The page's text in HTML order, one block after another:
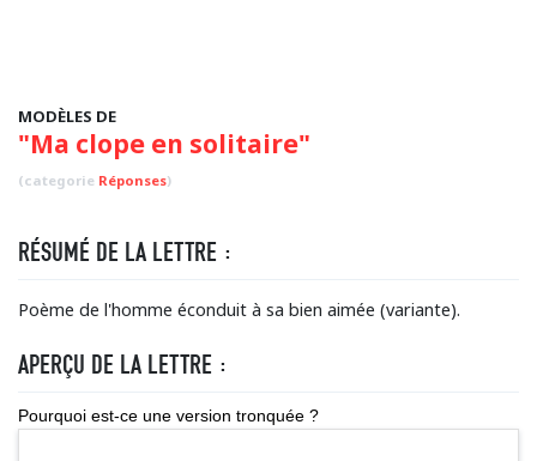
MODÈLES DE
"Ma clope en solitaire"
(categorie Réponses)
RÉSUMÉ DE LA LETTRE :
Poème de l'homme éconduit à sa bien aimée (variante).
APERÇU DE LA LETTRE :
Pourquoi est-ce une version tronquée ?